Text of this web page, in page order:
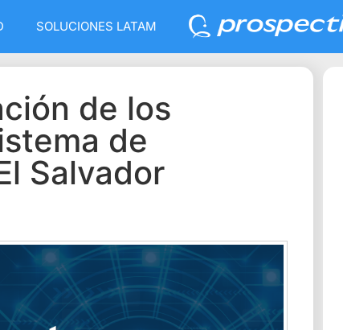
SOLUCIONES LATAM
de los
de
Salvador